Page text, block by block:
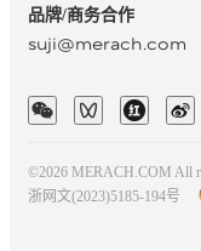
品牌/商务合作
suji@merach.com
©2026 MERACH.COM All
浙网文(2023)5185-194号